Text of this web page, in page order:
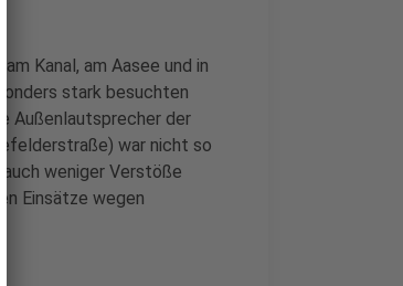
Kanal, am Aasee und in
stark besuchten
Außenlautsprecher der
war nicht so
weniger Verstöße
Einsätze wegen